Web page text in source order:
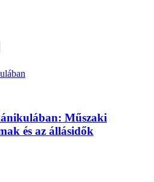
Műszaki
és az állásidők